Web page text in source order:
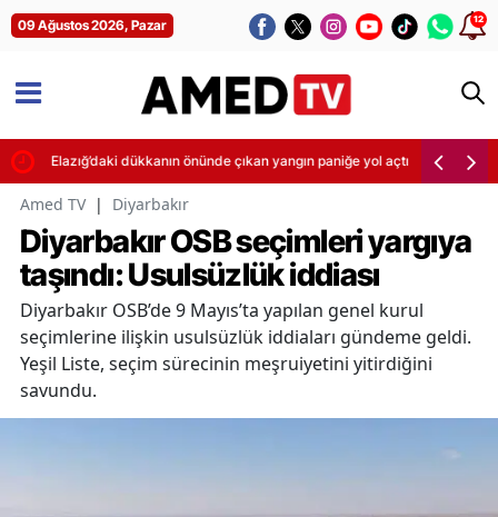
09 Ağustos 2026, Pazar 12
Elazığ’daki dükkanın önünde çıkan yangın paniğe yol açtı
Amed TV | Diyarbakır
Diyarbakır OSB seçimleri yargıya
taşındı: Usulsüzlük iddiası
Diyarbakır OSB’de 9 Mayıs’ta yapılan genel kurul
seçimlerine ilişkin usulsüzlük iddiaları gündeme geldi.
Yeşil Liste, seçim sürecinin meşruiyetini yitirdiğini
savundu.